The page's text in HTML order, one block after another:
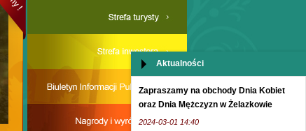
Aktualności
Zapraszamy na obchody Dnia Kobiet
oraz Dnia Mężczyzn w Żelazkowie
2024-03-01 14:40